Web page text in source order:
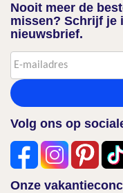
Nooit meer de
missen? Schrijf je
nieuwsbrief.
Volg ons op
Onze